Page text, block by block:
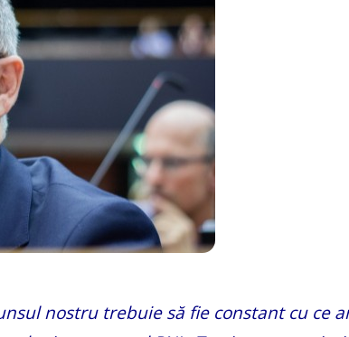
nostru trebuie să fie constant cu ce